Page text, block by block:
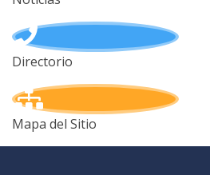
Directorio
Mapa del Sitio